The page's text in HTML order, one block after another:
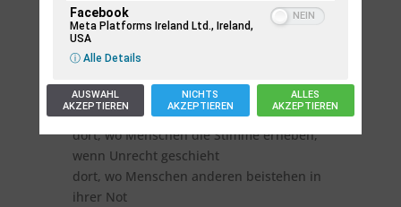
diese Pfingst-Feuer-Spuren
ich kann sie finden
dort, wo Menschen aufstehen für Frieden
dort, wo Menschen einstehen für Würde
und Gleichberechtigung
dort, wo Menschen die Stimme erheben,
wenn Unrecht geschieht
dort, wo Menschen anderen beistehen in
ihrer Not
Facebook
Meta Platforms Ireland Ltd., Ireland,
USA
ⓘ Alle Details
AUSWAHL
AKZEPTIEREN
NICHTS
AKZEPTIEREN
ALLES
AKZEPTIEREN